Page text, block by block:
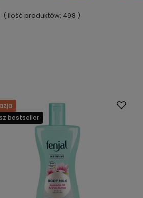
( ilość produktów: 498 )
bestseller